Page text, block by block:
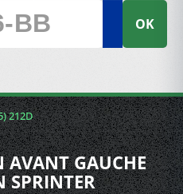
OK
212D
AVANT GAUCHE
SPRINTER